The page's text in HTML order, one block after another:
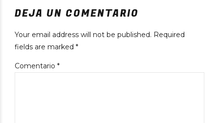
DEJA UN COMENTARIO
Your email address will not be published. Required
fields are marked *
Comentario *